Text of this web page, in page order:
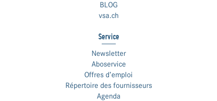
BLOG
vsa.ch
Service
Newsletter
Aboservice
Offres d’emploi
Répertoire des fournisseurs
Agenda